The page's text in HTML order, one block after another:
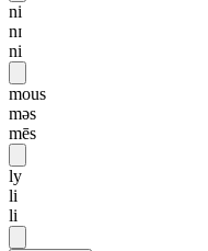
ni
nɪ
ni
mous
məs
mēs
ly
li
li